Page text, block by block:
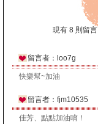
現有 8 則留言
留言者：loo7g
快樂幫~加油
留言者：fjm10535
佳芳、點點加油唷！